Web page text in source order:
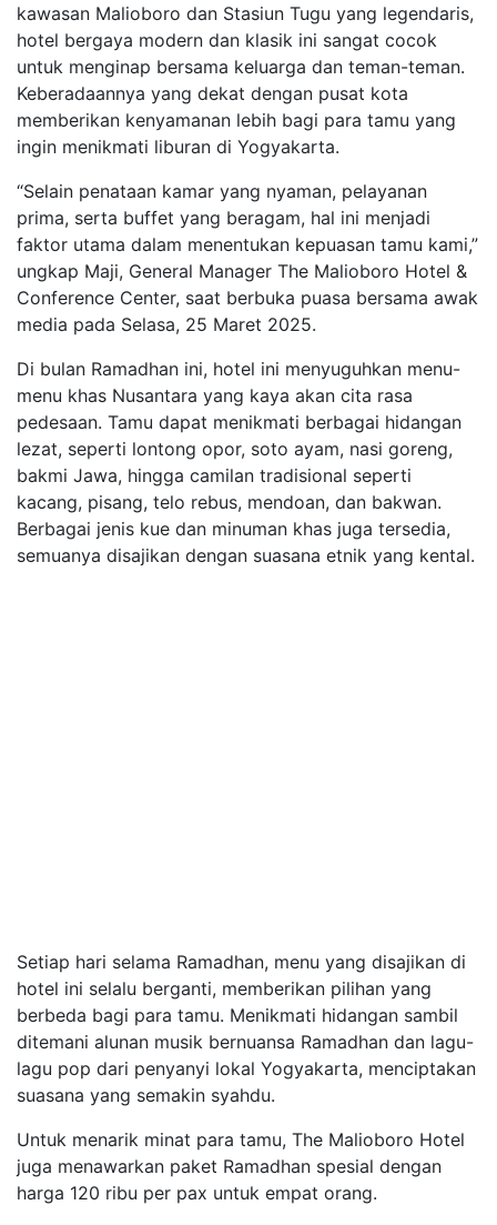
kawasan Malioboro dan Stasiun Tugu yang legendaris,
hotel bergaya modern dan klasik ini sangat cocok
untuk menginap bersama keluarga dan teman-teman.
Keberadaannya yang dekat dengan pusat kota
memberikan kenyamanan lebih bagi para tamu yang
ingin menikmati liburan di Yogyakarta.
“Selain penataan kamar yang nyaman, pelayanan
prima, serta buffet yang beragam, hal ini menjadi
faktor utama dalam menentukan kepuasan tamu kami,”
ungkap Maji, General Manager The Malioboro Hotel &
Conference Center, saat berbuka puasa bersama awak
media pada Selasa, 25 Maret 2025.
Di bulan Ramadhan ini, hotel ini menyuguhkan menu-
menu khas Nusantara yang kaya akan cita rasa
pedesaan. Tamu dapat menikmati berbagai hidangan
lezat, seperti lontong opor, soto ayam, nasi goreng,
bakmi Jawa, hingga camilan tradisional seperti
kacang, pisang, telo rebus, mendoan, dan bakwan.
Berbagai jenis kue dan minuman khas juga tersedia,
semuanya disajikan dengan suasana etnik yang kental.
Setiap hari selama Ramadhan, menu yang disajikan di
hotel ini selalu berganti, memberikan pilihan yang
berbeda bagi para tamu. Menikmati hidangan sambil
ditemani alunan musik bernuansa Ramadhan dan lagu-
lagu pop dari penyanyi lokal Yogyakarta, menciptakan
suasana yang semakin syahdu.
Untuk menarik minat para tamu, The Malioboro Hotel
juga menawarkan paket Ramadhan spesial dengan
harga 120 ribu per pax untuk empat orang.